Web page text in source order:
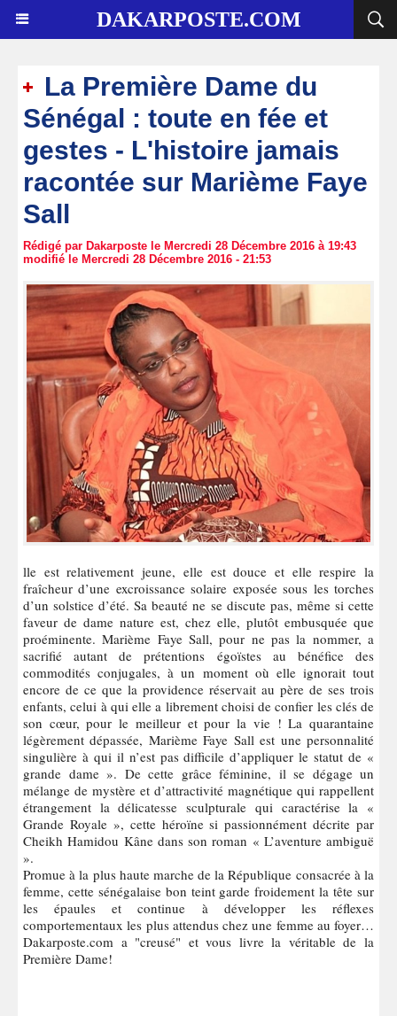
DAKARPOSTE.COM
La Première Dame du
Sénégal : toute en fée et
gestes - L'histoire jamais
racontée sur Marième Faye
Sall
Rédigé par Dakarposte le Mercredi 28 Décembre 2016 à 19:43
modifié le Mercredi 28 Décembre 2016 - 21:53
lle est relativement jeune, elle est douce et elle respire la
fraîcheur d’une excroissance solaire exposée sous les torches
d’un solstice d’été. Sa beauté ne se discute pas, même si cette
faveur de dame nature est, chez elle, plutôt embusquée que
proéminente. Marième Faye Sall, pour ne pas la nommer, a
sacrifié autant de prétentions égoïstes au bénéfice des
commodités conjugales, à un moment où elle ignorait tout
encore de ce que la providence réservait au père de ses trois
enfants, celui à qui elle a librement choisi de confier les clés de
son cœur, pour le meilleur et pour la vie ! La quarantaine
légèrement dépassée, Marième Faye Sall est une personnalité
singulière à qui il n’est pas difficile d’appliquer le statut de «
grande dame ». De cette grâce féminine, il se dégage un
mélange de mystère et d’attractivité magnétique qui rappellent
étrangement la délicatesse sculpturale qui caractérise la «
Grande Royale », cette héroïne si passionnément décrite par
Cheikh Hamidou Kâne dans son roman « L’aventure ambiguë
».
Promue à la plus haute marche de la République consacrée à la
femme, cette sénégalaise bon teint garde froidement la tête sur
les épaules et continue à développer les réflexes
comportementaux les plus attendus chez une femme au foyer…
Dakarposte.com a "creusé" et vous livre la véritable de la
Première Dame!